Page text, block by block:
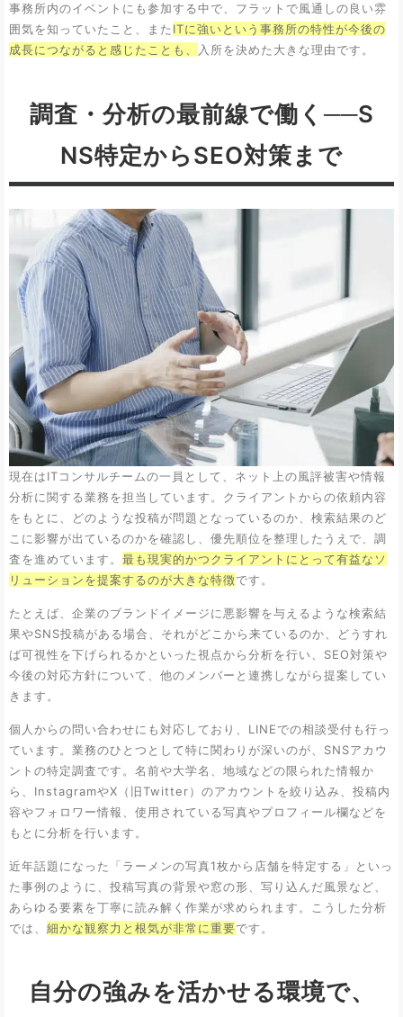
事務所内のイベントにも参加する中で、フラットで風通しの良い雰
囲気を知っていたこと、また ITに強いという事務所の特性が今後の
成長につながると感じたことも、
入所を決めた大きな理由です。
調査・分析の最前線で働く──S
NS特定からSEO対策まで
現在はITコンサルチームの一員として、ネット上の風評被害や情報
分析に関する業務を担当しています。クライアントからの依頼内容
をもとに、どのような投稿が問題となっているのか、検索結果のど
こに影響が出ているのかを確認し、優先順位を整理したうえで、調
査を進めています。 最も現実的かつクライアントにとって有益なソ
リューションを提案するのが大きな特徴です。
たとえば、企業のブランドイメージに悪影響を与えるような検索結
果やSNS投稿がある場合、それがどこから来ているのか、どうすれ
ば可視性を下げられるかといった視点から分析を行い、SEO対策や
今後の対応方針について、他のメンバーと連携しながら提案してい
きます。
個人からの問い合わせにも対応しており、LINEでの相談受付も行っ
ています。業務のひとつとして特に関わりが深いのが、SNSアカウ
ントの特定調査です。名前や大学名、地域などの限られた情報か
ら、InstagramやX（旧Twitter）のアカウントを絞り込み、投稿内
容やフォロワー情報、使用されている写真やプロフィール欄などを
もとに分析を行います。
近年話題になった「ラーメンの写真1枚から店舗を特定する」といっ
た事例のように、投稿写真の背景や窓の形、写り込んだ風景など、
あらゆる要素を丁寧に読み解く作業が求められます。こうした分析
では、 細かな観察力と根気が非常に重要です。
自分の強みを活かせる環境で、